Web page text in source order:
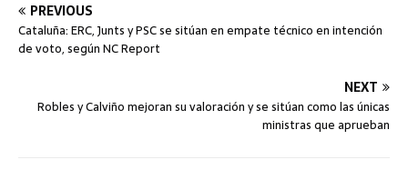
PREVIOUS
Cataluña: ERC, Junts y PSC se sitúan en empate técnico en intención
de voto, según NC Report
NEXT
Robles y Calviño mejoran su valoración y se sitúan como las únicas
ministras que aprueban